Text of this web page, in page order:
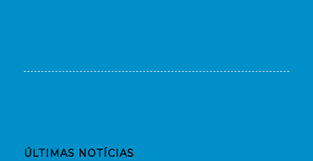
ÚLTIMAS NOTÍCIAS